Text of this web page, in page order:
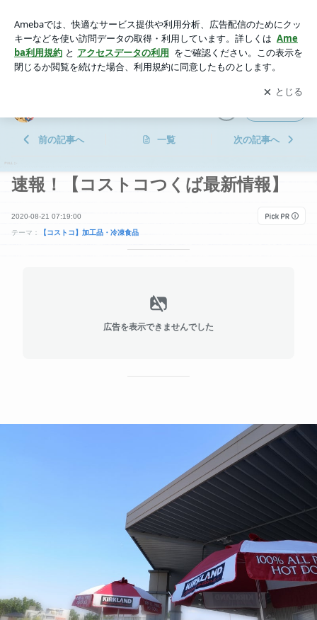
グ！
アプリをダウンロードして ブログの更新通知
を受け取りまし
ょう。
開く
前の記事へ 一覧 次の記事へ
速報！【コストコつくば最新情報】
2020-08-21 07:19:00
テーマ： 【コストコ】加工品・冷凍食品
広告を表示できませんでした